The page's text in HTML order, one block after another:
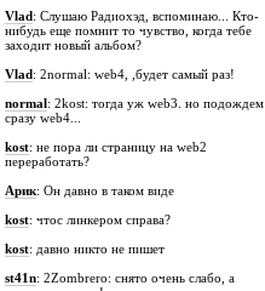
Vlad: Слушаю Радиохэд, вспоминаю... Кто-
нибудь еще помнит то чувство, когда тебе
заходит новый альбом?
Vlad: 2normal: web4, ,будет самый раз!
normal: 2kost: тогда уж web3. но подождем
сразу web4...
kost: не пора ли страницу на web2
переработать?
Арик: Он давно в таком виде
kost: чтос линкером справа?
kost: давно никто не пишет
st41n: 2Zombrero: снято очень слабо, а